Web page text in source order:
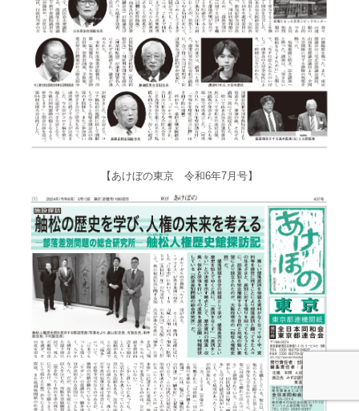
【あけぼの東京 令和6年7月号】